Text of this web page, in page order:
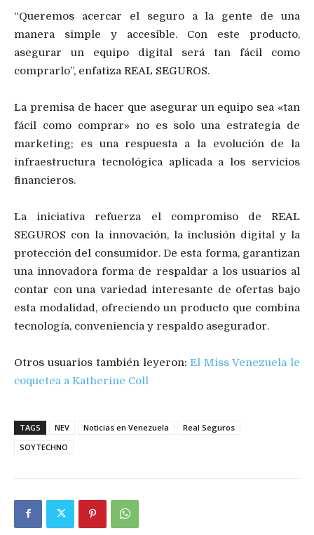
“Queremos acercar el seguro a la gente de una
manera simple y accesible. Con este producto,
asegurar un equipo digital será tan fácil como
comprarlo”, enfatiza REAL SEGUROS.
La premisa de hacer que asegurar un equipo sea «tan
fácil como comprar» no es solo una estrategia de
marketing; es una respuesta a la evolución de la
infraestructura tecnológica aplicada a los servicios
financieros.
La iniciativa refuerza el compromiso de REAL
SEGUROS con la innovación, la inclusión digital y la
protección del consumidor. De esta forma, garantizan
una innovadora forma de respaldar a los usuarios al
contar con una variedad interesante de ofertas bajo
esta modalidad, ofreciendo un producto que combina
tecnología, conveniencia y respaldo asegurador.
Otros usuarios también leyeron:El Miss Venezuela le
coquetea a Katherine Coll
TAGS NEV Noticias en Venezuela
Real Seguros
SOYTECHNO